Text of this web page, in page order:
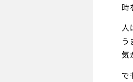
時
人
う
気
で